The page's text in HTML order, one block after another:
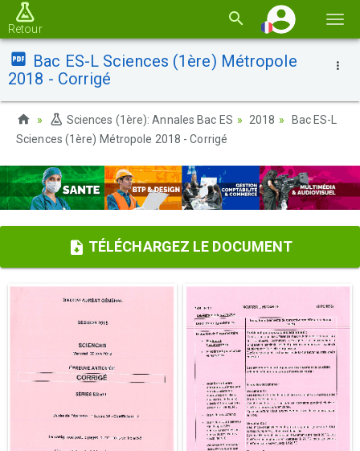
la
Retour
Bac ES-L Sciences (1ère) Métropole
2018 - Corrigé
Sciences (1ère): Annales Bac ES 2018
Bac ES-L
Sciences (1ère) Métropole 2018 - Corrigé
TÉLÉCHARGEZ LE DOCUMENT